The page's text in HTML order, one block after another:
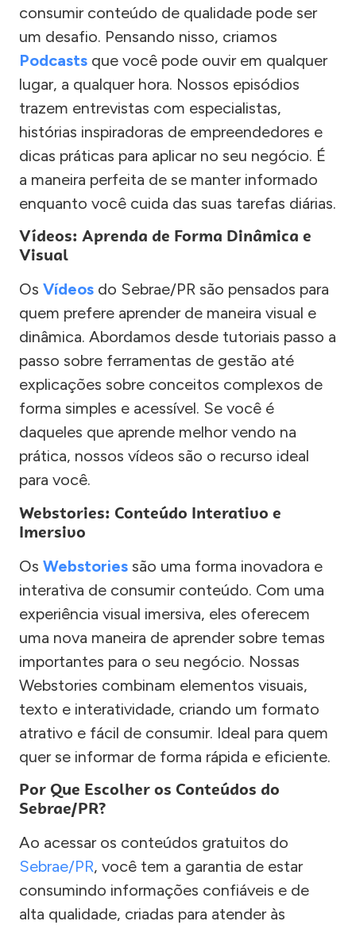
consumir conteúdo de qualidade pode ser
um desafio. Pensando nisso, criamos
Podcasts que você pode ouvir em qualquer
lugar, a qualquer hora. Nossos episódios
trazem entrevistas com especialistas,
histórias inspiradoras de empreendedores e
dicas práticas para aplicar no seu negócio. É
a maneira perfeita de se manter informado
enquanto você cuida das suas tarefas diárias.
Vídeos: Aprenda de Forma Dinâmica e
Visual
Os Vídeos do Sebrae/PR são pensados para
quem prefere aprender de maneira visual e
dinâmica. Abordamos desde tutoriais passo a
passo sobre ferramentas de gestão até
explicações sobre conceitos complexos de
forma simples e acessível. Se você é
daqueles que aprende melhor vendo na
prática, nossos vídeos são o recurso ideal
para você.
Webstories: Conteúdo Interativo e
Imersivo
Os Webstories são uma forma inovadora e
interativa de consumir conteúdo. Com uma
experiência visual imersiva, eles oferecem
uma nova maneira de aprender sobre temas
importantes para o seu negócio. Nossas
Webstories combinam elementos visuais,
texto e interatividade, criando um formato
atrativo e fácil de consumir. Ideal para quem
quer se informar de forma rápida e eficiente.
Por Que Escolher os Conteúdos do
Sebrae/PR?
Ao acessar os conteúdos gratuitos do
Sebrae/PR, você tem a garantia de estar
consumindo informações confiáveis e de
alta qualidade, criadas para atender às